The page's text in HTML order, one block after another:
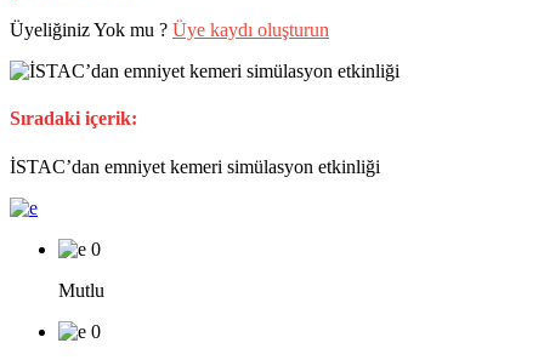
Üyeliğiniz Yok mu ? Üye kaydı oluşturun
Sıradaki içerik:
İSTAC’dan emniyet kemeri simülasyon etkinliği
0
Mutlu
0